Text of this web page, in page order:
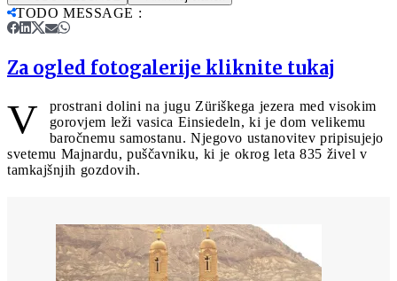
TODO MESSAGE :
Za ogled fotogalerije kliknite tukaj
V
prostrani dolini na jugu Züriškega jezera med visokim
gorovjem leži vasica Einsiedeln, ki je dom velikemu
baročnemu samostanu. Njegovo ustanovitev pripisujejo
svetemu Majnardu, puščavniku, ki je okrog leta 835 živel v
tamkajšnjih gozdovih.